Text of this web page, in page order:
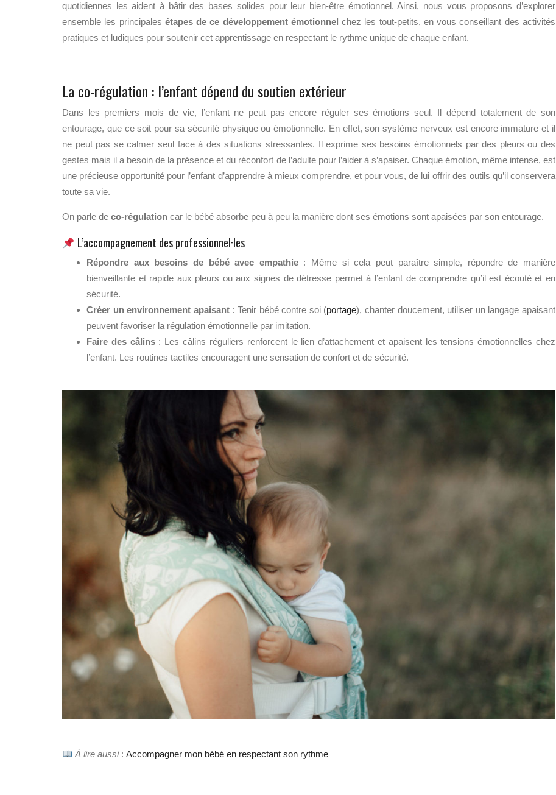
quotidiennes les aident à bâtir des bases solides pour leur bien-être émotionnel. Ainsi, nous vous proposons d’explorer
ensemble les principales étapes de ce développement émotionnel chez les tout-petits, en vous conseillant des activités
pratiques et ludiques pour soutenir cet apprentissage en respectant le rythme unique de chaque enfant.
La co-régulation : l’enfant dépend du soutien extérieur
Dans les premiers mois de vie, l’enfant ne peut pas encore réguler ses émotions seul. Il dépend totalement de son
entourage, que ce soit pour sa sécurité physique ou émotionnelle. En effet, son système nerveux est encore immature et il
ne peut pas se calmer seul face à des situations stressantes. Il exprime ses besoins émotionnels par des pleurs ou des
gestes mais il a besoin de la présence et du réconfort de l’adulte pour l’aider à s’apaiser. Chaque émotion, même intense, est
une précieuse opportunité pour l’enfant d’apprendre à mieux comprendre, et pour vous, de lui offrir des outils qu’il conservera
toute sa vie.
On parle de co-régulation car le bébé absorbe peu à peu la manière dont ses émotions sont apaisées par son entourage.
L’accompagnement des professionnel·les
Répondre aux besoins de bébé avec empathie: Même si cela peut paraître simple, répondre de manière
bienveillante et rapide aux pleurs ou aux signes de détresse permet à l’enfant de comprendre qu’il est écouté et en
sécurité.
Créer un environnement apaisant: Tenir bébé contre soi (portage), chanter doucement, utiliser un langage apaisant
peuvent favoriser la régulation émotionnelle par imitation.
Faire des câlins: Les câlins réguliers renforcent le lien d’attachement et apaisent les tensions émotionnelles chez
l’enfant. Les routines tactiles encouragent une sensation de confort et de sécurité.
À lire aussi:Accompagner mon bébé en respectant son rythme